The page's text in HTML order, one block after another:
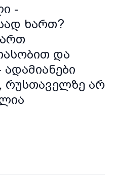
-
ხართ?
და
რუსთაველზე არ